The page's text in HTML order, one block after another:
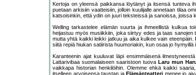
Kertoja on yleensä paikkansa löytänyt ja itsensä tunteva
puetaan arkisiin vaatteisiin, jolloin kuulijalle annetaan tilaa
katsoisinkin, että ydin on juuri teksteissä ja sanoissa, joissa
Welling tarkastelee elämän suurta ja ihmeellistä kulkua
heijastuu myös musiikkiin, joka siirtyy edes ja taas
mutta yhtä kaikki leikki jatkuu ja aika kulkee vain eteenpäin.
siitä repiä hiukan satiirista huumoriakin, kun osaa jo
Karanteenin ajat kuuluvat läpi ensimmäisenä
Lattarivibaa suomalaiseen saaristoon tuova Laru mun
vaikkapa historian henkilöihin. Olemme ehkä kaikki
itselleen arvoisensa taustan ja Elämänteatteri menee jo